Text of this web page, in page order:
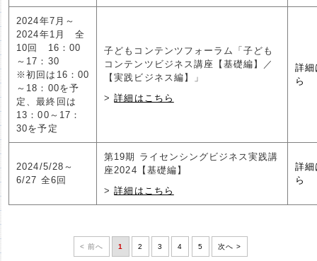
2024年7月～
2024年1月 全
10回 16：00
～17：30
※初回は16：00
～18：00を予
定、最終回は
13：00～17：
30を予定
子どもコンテンツフォーラム「子ども
コンテンツビジネス講座【基礎編】／
【実践ビジネス編】」
詳細はこちら
詳
ら
2024/5/28～
6/27 全6回
第19期 ライセンシングビジネス実践講
座2024【基礎編】
詳細はこちら
詳
ら
< 前へ 1 2 3 4 5 次へ >